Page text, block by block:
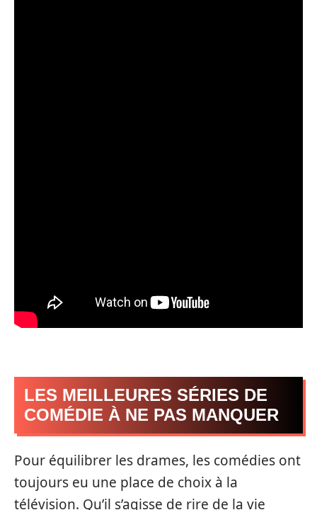
LES MEILLEURES SÉRIES DE
COMÉDIE À NE PAS MANQUER
Pour équilibrer les drames, les comédies ont
toujours eu une place de choix à la
télévision. Qu’il s’agisse de rire de la vie